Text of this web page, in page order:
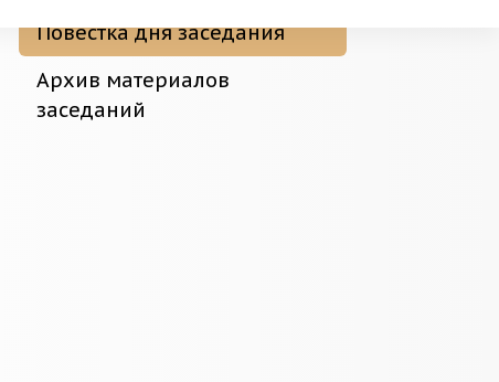
Повестка дня заседания
Архив материалов
заседаний